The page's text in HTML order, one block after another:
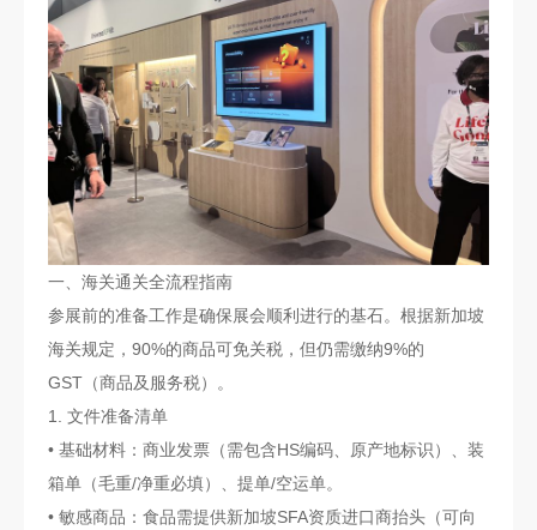
一、海关通关全流程指南
参展前的准备工作是确保展会顺利进行的基石。根据新加坡
海关规定，90%的商品可免关税，但仍需缴纳9%的
GST（商品及服务税）。
1. 文件准备清单
• 基础材料：商业发票（需包含HS编码、原产地标识）、装
箱单（毛重/净重必填）、提单/空运单。
• 敏感商品：食品需提供新加坡SFA资质进口商抬头（可向